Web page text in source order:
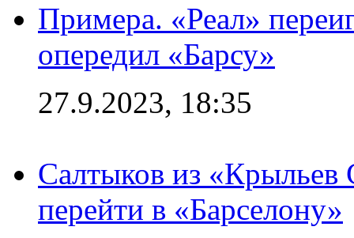
Примера. «Реал»
опередил «Барсу»
27.9.2023, 18:35
Салтыков из «Крыльев
перейти в «Барселону»